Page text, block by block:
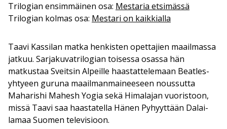
Trilogian ensimmäinen osa: Mestaria etsimässä
Trilogian kolmas osa: Mestari on kaikkialla
Taavi Kassilan matka henkisten opettajien maailmassa
jatkuu. Sarjakuvatrilogian toisessa osassa hän
matkustaa Sveitsin Alpeille haastattelemaan Beatles-
yhtyeen guruna maailmanmaineeseen noussutta
Maharishi Mahesh Yogia sekä Himalajan vuoristoon,
missä Taavi saa haastatella Hänen Pyhyyttään Dalai-
lamaa Suomen televisioon.